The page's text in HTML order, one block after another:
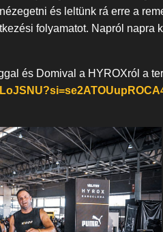
és leltünk rá erre a
folyamatot. Napról napra
és Domival a HYROXról a